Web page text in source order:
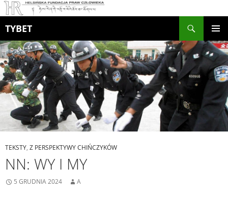
TYBET
MENU
DO
TREŚCI
TEKSTY, Z PERSPEKTYWY CHIŃCZYKÓW
NN: WY I MY
5 GRUDNIA 2024 A